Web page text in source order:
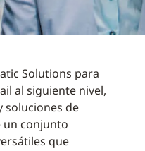
Solutions para
al siguiente nivel,
soluciones de
un conjunto
que